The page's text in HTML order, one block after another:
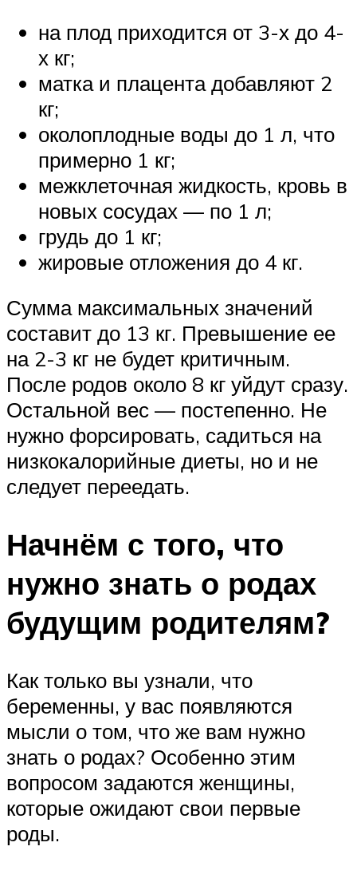
на плод приходится от 3-х до 4-
х кг;
матка и плацента добавляют 2
кг;
околоплодные воды до 1 л, что
примерно 1 кг;
межклеточная жидкость, кровь в
новых сосудах — по 1 л;
грудь до 1 кг;
жировые отложения до 4 кг.
Сумма максимальных значений
составит до 13 кг. Превышение ее
на 2-3 кг не будет критичным.
После родов около 8 кг уйдут сразу.
Остальной вес — постепенно. Не
нужно форсировать, садиться на
низкокалорийные диеты, но и не
следует переедать.
Начнём с того, что
нужно знать о родах
будущим родителям?
Как только вы узнали, что
беременны, у вас появляются
мысли о том, что же вам нужно
знать о родах? Особенно этим
вопросом задаются женщины,
которые ожидают свои первые
роды.